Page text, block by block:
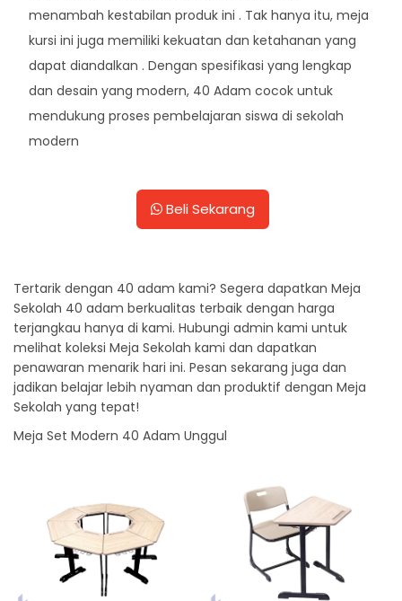
menambah kestabilan produk ini . Tak hanya itu, meja
kursi ini juga memiliki kekuatan dan ketahanan yang
dapat diandalkan . Dengan spesifikasi yang lengkap
dan desain yang modern, 40 Adam cocok untuk
mendukung proses pembelajaran siswa di sekolah
modern
Beli Sekarang
Tertarik dengan 40 adam kami? Segera dapatkan Meja
Sekolah 40 adam berkualitas terbaik dengan harga
terjangkau hanya di kami. Hubungi admin kami untuk
melihat koleksi Meja Sekolah kami dan dapatkan
penawaran menarik hari ini. Pesan sekarang juga dan
jadikan belajar lebih nyaman dan produktif dengan Meja
Sekolah yang tepat!
Meja Set Modern 40 Adam Unggul